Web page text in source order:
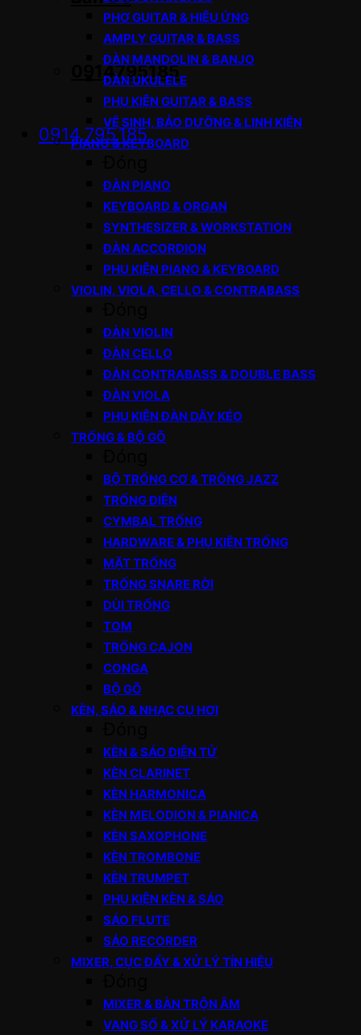
0914795185
0914.795.185
PHƠ GUITAR & HIỆU ỨNG
AMPLY GUITAR & BASS
ĐÀN MANDOLIN & BANJO
ĐÀN UKULELE
PHỤ KIỆN GUITAR & BASS
VỆ SINH, BẢO DƯỠNG & LINH KIỆN
PIANO & KEYBOARD
ĐÀN PIANO
KEYBOARD & ORGAN
SYNTHESIZER & WORKSTATION
ĐÀN ACCORDION
PHỤ KIỆN PIANO & KEYBOARD
VIOLIN, VIOLA, CELLO & CONTRABASS
ĐÀN VIOLIN
ĐÀN CELLO
ĐÀN CONTRABASS & DOUBLE BASS
ĐÀN VIOLA
PHỤ KIỆN ĐÀN DÂY KÉO
TRỐNG & BỘ GÕ
BỘ TRỐNG CƠ & TRỐNG JAZZ
TRỐNG ĐIỆN
CYMBAL TRỐNG
HARDWARE & PHỤ KIỆN TRỐNG
MẶT TRỐNG
TRỐNG SNARE RỜI
DÙI TRỐNG
TOM
TRỐNG CAJON
CONGA
BỘ GÕ
KÈN, SÁO & NHẠC CỤ HƠI
KÈN & SÁO ĐIỆN TỬ
KÈN CLARINET
KÈN HARMONICA
KÈN MELODION & PIANICA
KÈN SAXOPHONE
KÈN TROMBONE
KÈN TRUMPET
PHỤ KIỆN KÈN & SÁO
SÁO FLUTE
SÁO RECORDER
MIXER, CỤC ĐẨY & XỬ LÝ TÍN HIỆU
MIXER & BÀN TRỘN ÂM
VANG SỐ & XỬ LÝ KARAOKE